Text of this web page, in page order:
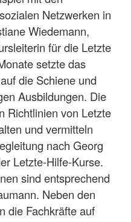
Netzwerken in
Wiedemann,
für die Letzte
setzte das
die Schiene und
Ausbildungen. Die
Richtlinien von Letzte
und vermitteln
nach Georg
Letzte-Hilfe-Kurse.
sind entsprechend
Neben den
die Fachkräfte auf